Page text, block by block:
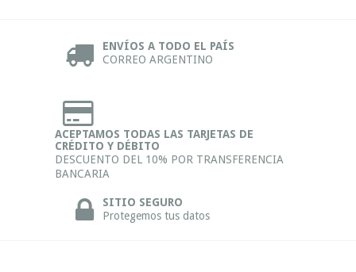
ENVÍOS A TODO EL PAÍS
CORREO ARGENTINO
ACEPTAMOS TODAS LAS TARJETAS DE
CRÉDITO Y DÉBITO
DESCUENTO DEL 10% POR TRANSFERENCIA
BANCARIA
SITIO SEGURO
Protegemos tus datos